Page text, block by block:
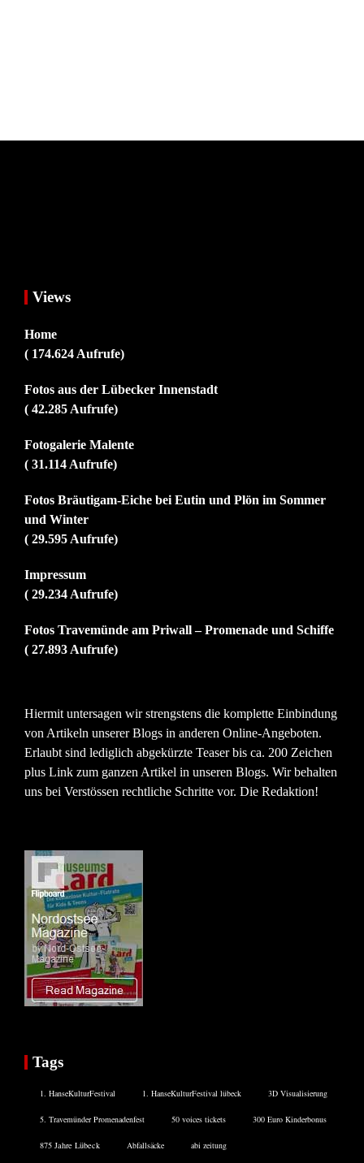
Views
Home
( 174.624 Aufrufe)
Fotos aus der Lübecker Innenstadt
( 42.285 Aufrufe)
Fotogalerie Malente
( 31.114 Aufrufe)
Fotos Bräutigam-Eiche bei Eutin und Plön im Sommer
und Winter
( 29.595 Aufrufe)
Impressum
( 29.234 Aufrufe)
Fotos Travemünde am Priwall – Promenade und Schiffe
( 27.893 Aufrufe)
Hiermit untersagen wir strengstens die komplette Einbindung
von Artikeln unserer Blogs in anderen Online-Angeboten.
Erlaubt sind lediglich abgekürzte Teaser bis ca. 200 Zeichen
plus Link zum ganzen Artikel in unseren Blogs. Wir behalten
uns bei Verstössen rechtliche Schritte vor. Die Redaktion!
Tags
1. HanseKulturFestival 1. HanseKulturFestival lübeck 3D Visualisierung
5. Travemünder Promenadenfest 50 voices tickets 300 Euro Kinderbonus
875 Jahre Lübeck Abfallsäcke abi zeitung